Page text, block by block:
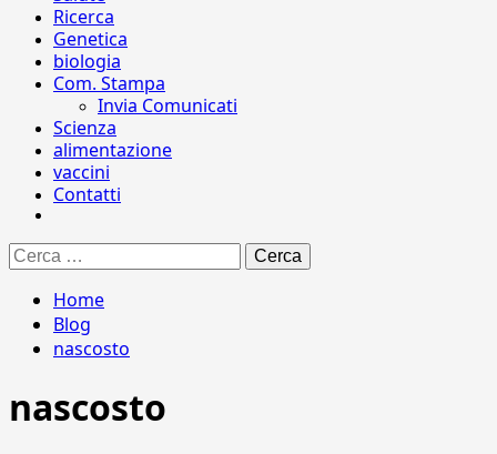
Ricerca
Genetica
biologia
Com. Stampa
Invia Comunicati
Scienza
alimentazione
vaccini
Contatti
Ricerca
per:
Home
Blog
nascosto
nascosto